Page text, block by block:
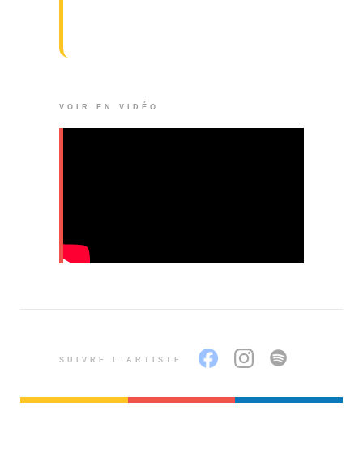
VOIR EN VIDÉO
SUIVRE L’ARTISTE